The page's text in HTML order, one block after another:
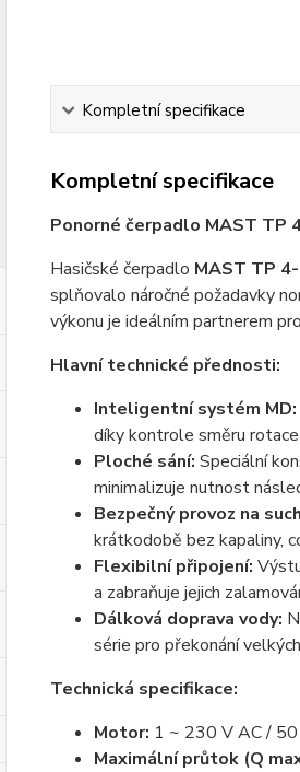
Kompletní specifikace
Kompletní specifikace
Ponorné čerpadlo MAST TP
Hasičské čerpadlo MAST TP
splňovalo náročné požadavky
výkonu je ideálním partnerem
Hlavní technické přednosti:
Inteligentní systém MD:
díky kontrole směru
Ploché sání: Speciální
minimalizuje nutnost
Bezpečný provoz na
krátkodobě bez kapaliny,
Flexibilní připojení:
a zabraňuje jejich
Dálková doprava vody:
série pro překonání
Technická specifikace:
Motor: 1 ~ 230 V AC /
Maximální průtok (Q